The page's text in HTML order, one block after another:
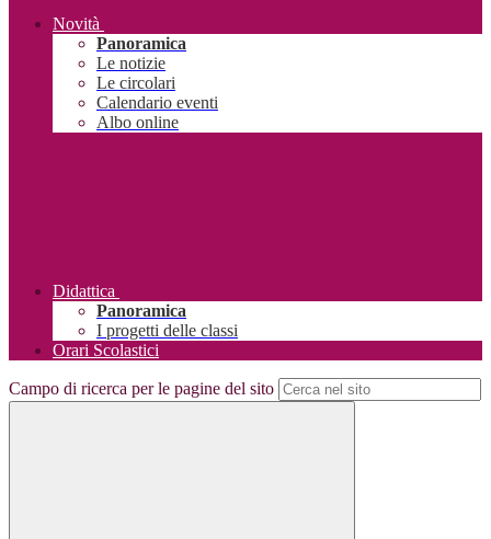
Novità
Panoramica
Le notizie
Le circolari
Calendario eventi
Albo online
Didattica
Panoramica
I progetti delle classi
Orari Scolastici
Campo di ricerca per le pagine del sito